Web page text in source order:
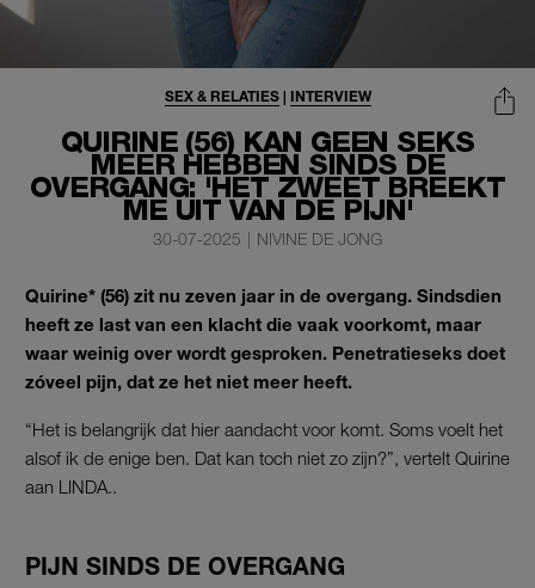
QUIRINE (56) KAN GEEN SEKS
MEER HEBBEN SINDS DE
OVERGANG: 'HET ZWEET BREEKT
ME UIT VAN DE PIJN'
SEX & RELATIES| INTERVIEW
30-07-2025 | NIVINE DE JONG
Quirine* (56) zit nu zeven jaar in de overgang. Sindsdien
heeft ze last van een klacht die vaak voorkomt, maar
waar weinig over wordt gesproken. Penetratieseks doet
zóveel pijn, dat ze het niet meer heeft.
“Het is belangrijk dat hier aandacht voor komt. Soms voelt het
alsof ik de enige ben. Dat kan toch niet zo zijn?”, vertelt Quirine
aan LINDA..
PIJN SINDS DE OVERGANG